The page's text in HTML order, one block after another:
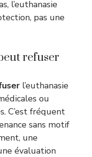
l’euthanasie
pas une
refuser
l’euthanasie
ou
C’est fréquent
sans motif
une
évaluation